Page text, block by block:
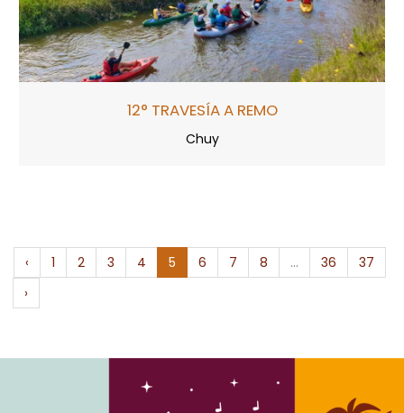
12° TRAVESÍA A REMO
Chuy
‹ 1 2 3 4 5 6 7 8 ... 36
37
›